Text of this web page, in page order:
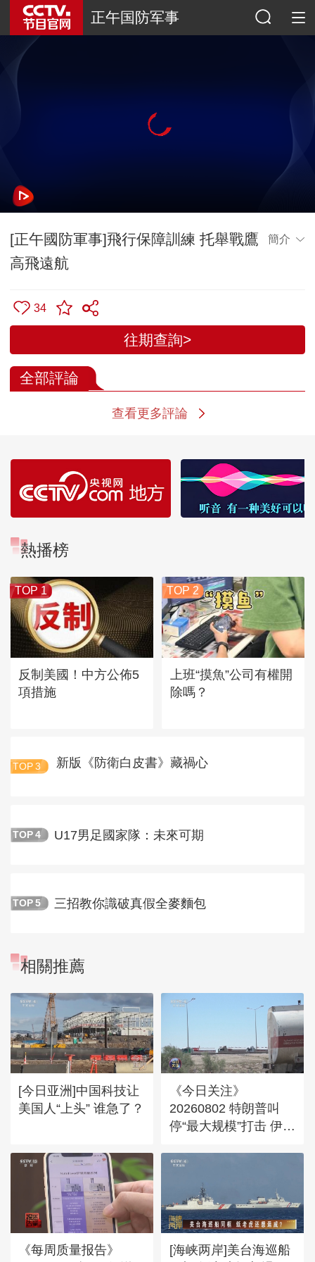
正午国防军事
[正午國防軍事]飛行保障訓練 托舉戰鷹
高飛遠航
簡介
34
往期查詢>
全部評論
查看更多評論
熱播榜
TOP 1
反制美國！中方公佈5
項措施
TOP 2
上班“摸魚”公司有權開
除嗎？
TOP 3 新版《防衛白皮書》藏禍心
TOP 4 U17男足國家隊：未來可期
TOP 5 三招教你識破真假全麥麵包
相關推薦
[今日亚洲]中国科技让
美国人“上头” 谁急了？
《今日关注》
20260802 特朗普叫
停“最大规模”打击 伊朗
《每周质量报告》
[海峡两岸]美台海巡船